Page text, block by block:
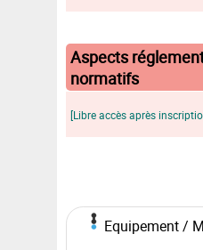
Aspects
normatifs
[Libre accès après
Equipement /